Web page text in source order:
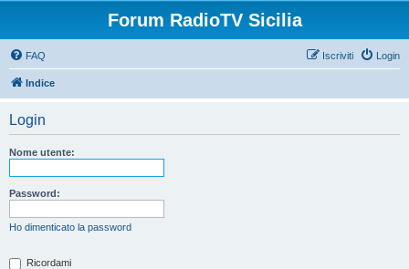
Forum RadioTV Sicilia
FAQ Login
Iscriviti
Indice
Login
Nome utente:
Password:
Ho dimenticato la password
Ricordami